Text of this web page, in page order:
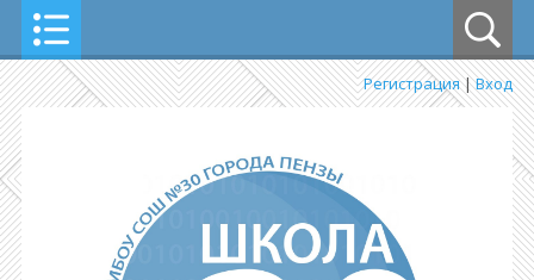
Регистрация|Вход